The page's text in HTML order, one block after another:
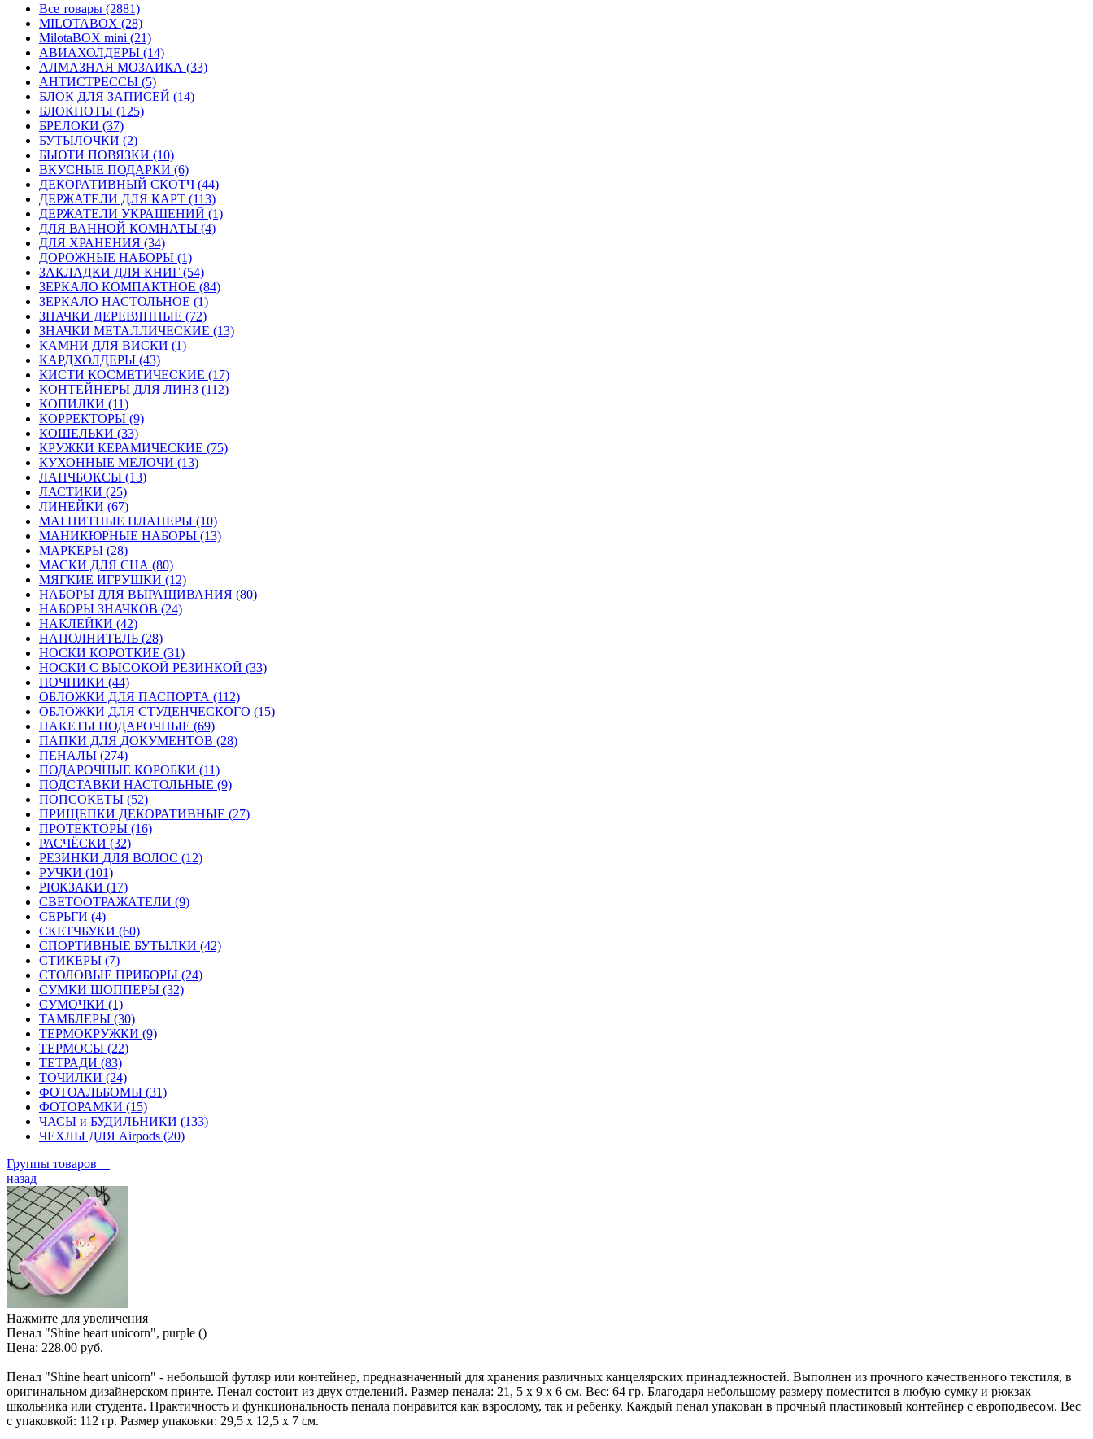
Все товары (2881)
MILOTABOX (28)
MilotaBOX mini (21)
АВИАХОЛДЕРЫ (14)
АЛМАЗНАЯ МОЗАИКА (33)
АНТИСТРЕССЫ (5)
БЛОК ДЛЯ ЗАПИСЕЙ (14)
БЛОКНОТЫ (125)
БРЕЛОКИ (37)
БУТЫЛОЧКИ (2)
БЬЮТИ ПОВЯЗКИ (10)
ВКУСНЫЕ ПОДАРКИ (6)
ДЕКОРАТИВНЫЙ СКОТЧ (44)
ДЕРЖАТЕЛИ ДЛЯ КАРТ (113)
ДЕРЖАТЕЛИ УКРАШЕНИЙ (1)
ДЛЯ ВАННОЙ КОМНАТЫ (4)
ДЛЯ ХРАНЕНИЯ (34)
ДОРОЖНЫЕ НАБОРЫ (1)
ЗАКЛАДКИ ДЛЯ КНИГ (54)
ЗЕРКАЛО КОМПАКТНОЕ (84)
ЗЕРКАЛО НАСТОЛЬНОЕ (1)
ЗНАЧКИ ДЕРЕВЯННЫЕ (72)
ЗНАЧКИ МЕТАЛЛИЧЕСКИЕ (13)
КАМНИ ДЛЯ ВИСКИ (1)
КАРДХОЛДЕРЫ (43)
КИСТИ КОСМЕТИЧЕСКИЕ (17)
КОНТЕЙНЕРЫ ДЛЯ ЛИНЗ (112)
КОПИЛКИ (11)
КОРРЕКТОРЫ (9)
КОШЕЛЬКИ (33)
КРУЖКИ КЕРАМИЧЕСКИЕ (75)
КУХОННЫЕ МЕЛОЧИ (13)
ЛАНЧБОКСЫ (13)
ЛАСТИКИ (25)
ЛИНЕЙКИ (67)
МАГНИТНЫЕ ПЛАНЕРЫ (10)
МАНИКЮРНЫЕ НАБОРЫ (13)
МАРКЕРЫ (28)
МАСКИ ДЛЯ СНА (80)
МЯГКИЕ ИГРУШКИ (12)
НАБОРЫ ДЛЯ ВЫРАЩИВАНИЯ (80)
НАБОРЫ ЗНАЧКОВ (24)
НАКЛЕЙКИ (42)
НАПОЛНИТЕЛЬ (28)
НОСКИ КОРОТКИЕ (31)
НОСКИ С ВЫСОКОЙ РЕЗИНКОЙ (33)
НОЧНИКИ (44)
ОБЛОЖКИ ДЛЯ ПАСПОРТА (112)
ОБЛОЖКИ ДЛЯ СТУДЕНЧЕСКОГО (15)
ПАКЕТЫ ПОДАРОЧНЫЕ (69)
ПАПКИ ДЛЯ ДОКУМЕНТОВ (28)
ПЕНАЛЫ (274)
ПОДАРОЧНЫЕ КОРОБКИ (11)
ПОДСТАВКИ НАСТОЛЬНЫЕ (9)
ПОПСОКЕТЫ (52)
ПРИЩЕПКИ ДЕКОРАТИВНЫЕ (27)
ПРОТЕКТОРЫ (16)
РАСЧЁСКИ (32)
РЕЗИНКИ ДЛЯ ВОЛОС (12)
РУЧКИ (101)
РЮКЗАКИ (17)
СВЕТООТРАЖАТЕЛИ (9)
СЕРЬГИ (4)
СКЕТЧБУКИ (60)
СПОРТИВНЫЕ БУТЫЛКИ (42)
СТИКЕРЫ (7)
СТОЛОВЫЕ ПРИБОРЫ (24)
СУМКИ ШОППЕРЫ (32)
СУМОЧКИ (1)
ТАМБЛЕРЫ (30)
ТЕРМОКРУЖКИ (9)
ТЕРМОСЫ (22)
ТЕТРАДИ (83)
ТОЧИЛКИ (24)
ФОТОАЛЬБОМЫ (31)
ФОТОРАМКИ (15)
ЧАСЫ и БУДИЛЬНИКИ (133)
ЧЕХЛЫ ДЛЯ Airpods (20)
Группы товаров
назад
Нажмите для увеличения
Пенал "Shine heart unicorn", purple ()
Цена: 228.00 руб.
Пенал "Shine heart unicorn" - небольшой футляр или контейнер, предназначенный для хранения различных канцелярских принадлежностей. Выполнен из прочного качественного текстиля, в
оригинальном дизайнерском принте. Пенал состоит из двух отделений. Размер пенала: 21, 5 х 9 х 6 см. Вес: 64 гр. Благодаря небольшому размеру поместится в любую сумку и рюкзак
школьника или студента. Практичность и функциональность пенала понравится как взрослому, так и ребенку. Каждый пенал упакован в прочный пластиковый контейнер с европодвесом. Вес
с упаковкой: 112 гр. Размер упаковки: 29,5 х 12,5 х 7 см.